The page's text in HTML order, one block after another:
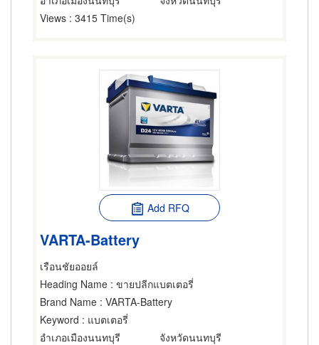
Views : 3415 Time(s)
Add RFQ
VARTA-Battery
เรือนชัยออยล์
Heading Name : ขายปลีกแบตเตอรี่
Brand Name : VARTA-Battery
Keyword : แบตเตอรี่
อำเภอเมืองนนทบุรี
จังหวัดนนทบุรี